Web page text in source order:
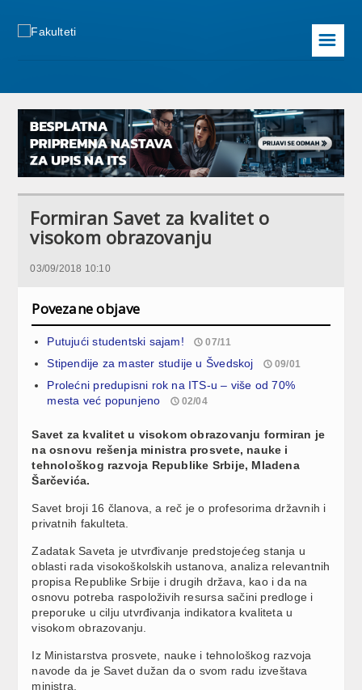
☰
Formiran Savet za kvalitet o
visokom obrazovanju
03/09/2018 10:10
Povezane objave
Putujući studentski sajam! 07/11
Stipendije za master studije u Švedskoj 09/01
Prolećni predupisni rok na ITS-u – više od 70%
mesta već popunjeno
02/04
Savet za kvalitet u visokom obrazovanju formiran je
na osnovu rešenja ministra prosvete, nauke i
tehnološkog razvoja Republike Srbije, Mladena
Šarčevića.
Savet broji 16 članova, a reč je o profesorima državnih i
privatnih fakulteta.
Zadatak Saveta je utvrđivanje predstojećeg stanja u
oblasti rada visokoškolskih ustanova, analiza relevantnih
propisa Republike Srbije i drugih država, kao i da na
osnovu potreba raspoloživih resursa sačini predloge i
preporuke u cilju utvrđivanja indikatora kvaliteta u
visokom obrazovanju.
Iz Ministarstva prosvete, nauke i tehnološkog razvoja
navode da je Savet dužan da o svom radu izveštava
ministra.